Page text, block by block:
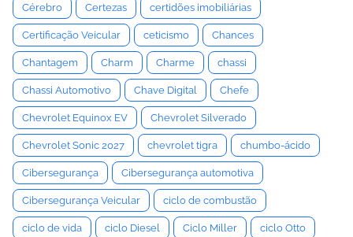
Cérebro Certezas certidões imobiliárias
Certificação Veicular ceticismo Chances
Chantagem Charm Charme chassi
Chassi Automotivo Chave Digital Chefe
Chevrolet Equinox EV Chevrolet Silverado
Chevrolet Sonic 2027 chevrolet tigra chumbo-ácido
Cibersegurança Cibersegurança automotiva
Cibersegurança Veicular ciclo de combustão
ciclo de vida ciclo Diesel Ciclo Miller ciclo Otto